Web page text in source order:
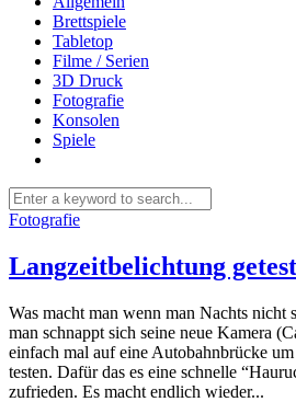
Brettspiele
Tabletop
Filme / Serien
3D Druck
Fotografie
Konsolen
Spiele
Fotografie
Langzeitbelichtung
Was macht man wenn man Nachts nicht
man schnappt sich seine neue Kamera
einfach mal auf eine Autobahnbrücke
testen. Dafür das es eine schnelle
zufrieden. Es macht endlich wieder...